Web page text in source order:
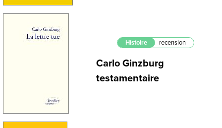
Histoire recension
Carlo Ginzburg
testamentaire